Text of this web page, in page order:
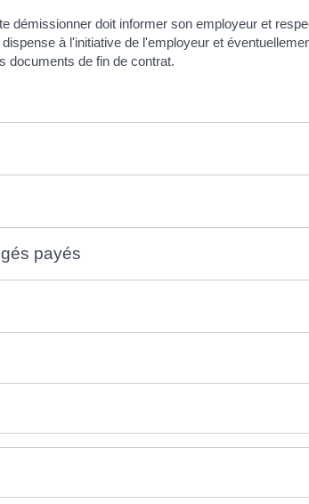
démissionner doit informer son employeur et
à l'initiative de l'employeur et
documents de fin de contrat.
payés